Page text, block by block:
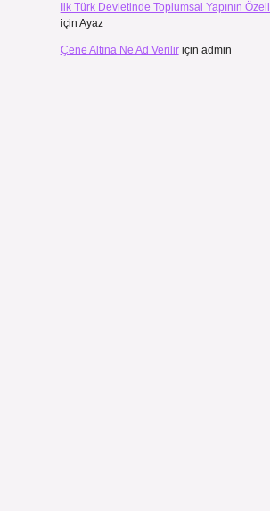
Ilk Türk Devletinde Toplumsal Yapının
için Ayaz
Çene Altına Ne Ad Veriliriçin admin